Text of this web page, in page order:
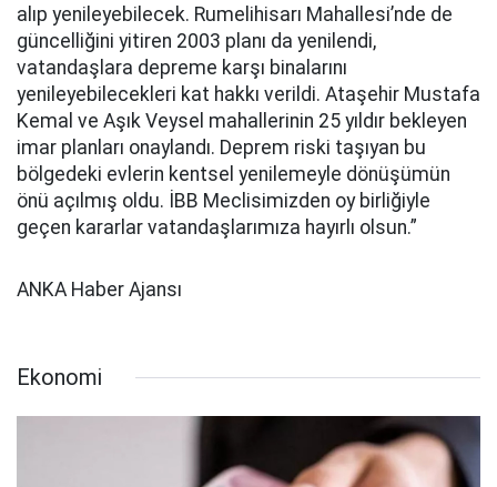
alıp yenileyebilecek. Rumelihisarı Mahallesi’nde de
güncelliğini yitiren 2003 planı da yenilendi,
vatandaşlara depreme karşı binalarını
yenileyebilecekleri kat hakkı verildi. Ataşehir Mustafa
Kemal ve Aşık Veysel mahallerinin 25 yıldır bekleyen
imar planları onaylandı. Deprem riski taşıyan bu
bölgedeki evlerin kentsel yenilemeyle dönüşümün
önü açılmış oldu. İBB Meclisimizden oy birliğiyle
geçen kararlar vatandaşlarımıza hayırlı olsun.”
ANKA Haber Ajansı
Ekonomi